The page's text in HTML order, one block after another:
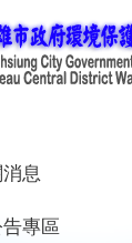
息
專區